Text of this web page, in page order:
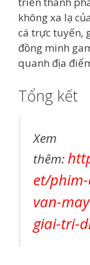
không xa lạ
cá trực tuyến,
đồng minh
quanh địa
Tổng kết
Xem
thêm:
et/
van-
giai-tri-